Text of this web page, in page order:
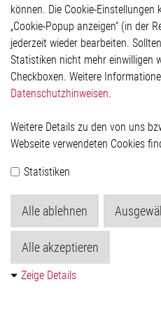
Impressum
Datenschutzerklärung
Cookie-Popup anzeigen
Elmos Semiconductor SE
Werkstättenstraße 18
Telefon: +49 (0) 2171 / 40 183-0
Handelsregister:
Köln HRB 123561
können. Die Cookie-
„Cookie-Popup anzeigen“ (in der
jederzeit wieder bearbeiten.
Statistiken nicht mehr einwilligen
Checkboxen. Weitere
Datenschutzhinweisen.
Weitere Details zu den von uns
Webseite verwendeten Cookies
Statistiken
Alle ablehnen
Alle akzeptieren
Zeige Details